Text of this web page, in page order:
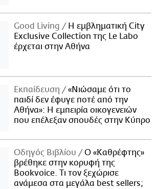
Good Living
Η εμβληματική City
Exclusive Collection της Le Labo
έρχεται στην Αθήνα
Εκπαίδευση
«Νιώσαμε ότι το
παιδί δεν έφυγε ποτέ από την
Αθήνα»: Η εμπειρία οικογενειών
που επέλεξαν σπουδές στην Κύπρο
Οδηγός Βιβλίου
Ο «Καθρέφτης»
βρέθηκε στην κορυφή της
Bookvoice. Τι τον ξεχώρισε
ανάμεσα στα μεγάλα best sellers;